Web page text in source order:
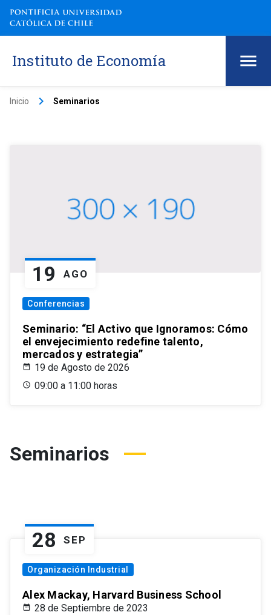
Instituto de Economía
Inicio keyboard_arrow_right Seminarios
19 AGO
Conferencias
Seminario: “El Activo que Ignoramos: Cómo
el envejecimiento redefine talento,
mercados y estrategia”
19 de Agosto de 2026
09:00 a 11:00 horas
Seminarios
28 SEP
Organización Industrial
Alex Mackay, Harvard Business School
28 de Septiembre de 2023